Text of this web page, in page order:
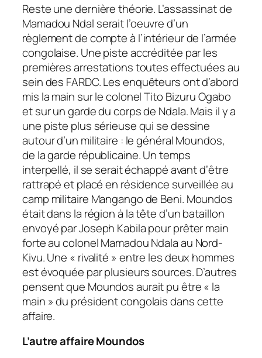
Reste une dernière théorie. L’assassinat de
Mamadou Ndal serait l’oeuvre d’un
règlement de compte à l’intérieur de l’armée
congolaise. Une piste accréditée par les
premières arrestations toutes effectuées au
sein des FARDC. Les enquêteurs ont d’abord
mis la main sur le colonel Tito Bizuru Ogabo
et sur un garde du corps de Ndala. Mais il y a
une piste plus sérieuse qui se dessine
autour d’un militaire : le général Moundos,
de la garde républicaine. Un temps
interpellé, il se serait échappé avant d’être
rattrapé et placé en résidence surveillée au
camp militaire Mangango de Beni. Moundos
était dans la région à la tête d’un bataillon
envoyé par Joseph Kabila pour prêter main
forte au colonel Mamadou Ndala au Nord-
Kivu. Une « rivalité » entre les deux hommes
est évoquée par plusieurs sources. D’autres
pensent que Moundos aurait pu être « la
main » du président congolais dans cette
affaire.
L’autre affaire Moundos